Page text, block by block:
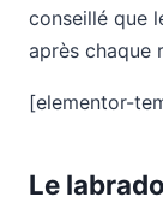
conseillé que
après chaque
[elementor-
Le